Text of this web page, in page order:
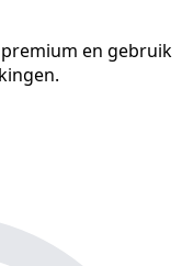
en gebruik